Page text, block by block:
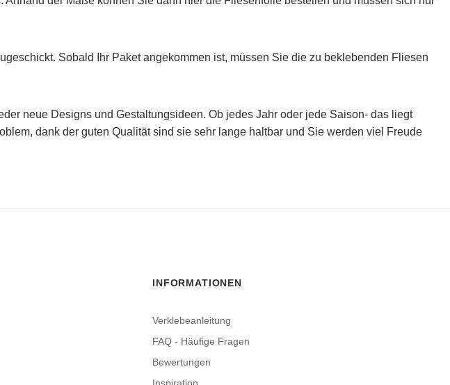
Sobald Ihr Paket angekommen ist, müssen Sie die zu beklebenden Fliesen
neue Designs und Gestaltungsideen. Ob jedes Jahr oder jede Saison- das liegt
dank der guten Qualität sind sie sehr lange haltbar und Sie werden viel Freude
INFORMATIONEN
Verklebeanleitung
FAQ - Häufige Fragen
Bewertungen